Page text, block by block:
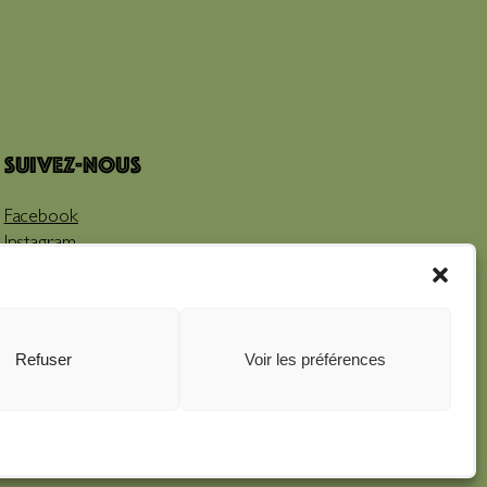
Refuser Voir les préférences
Suivez-nous
Facebook
Instagram